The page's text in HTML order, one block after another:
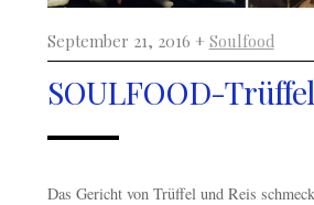
September 21, 2016 + Soulfood
SOULFOOD-
Das Gericht von Trüffel und Reis